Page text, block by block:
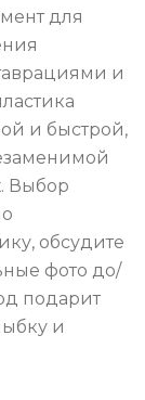
для
и
и быстрой,
Выбор
обсудите
фото до/
подарит
и